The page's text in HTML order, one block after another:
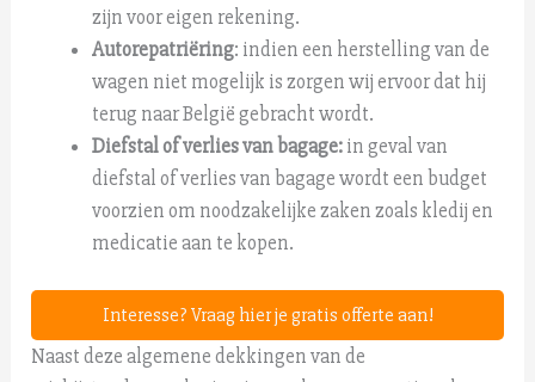
zijn voor eigen rekening.
Autorepatriëring: indien een herstelling van de
wagen niet mogelijk is zorgen wij ervoor dat hij
terug naar België gebracht wordt.
Diefstal of verlies van bagage:in geval van
diefstal of verlies van bagage wordt een budget
voorzien om noodzakelijke zaken zoals kledij en
medicatie aan te kopen.
Interesse? Vraag hier je gratis offerte aan!
Naast deze algemene dekkingen van de